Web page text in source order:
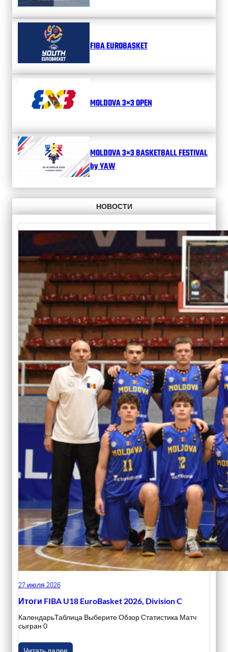
FIBA EUROBASKET
MOLDOVA 3×3 OPEN
MOLDOVA 3×3 BASKETBALL FESTIVAL
by YAW
НОВОСТИ
27 июля 2026
Итоги FIBA U18 EuroBasket 2026, Division C
КалендарьТаблица Выберите Обзор Статистика Матч
сыгран 0
Читать далее